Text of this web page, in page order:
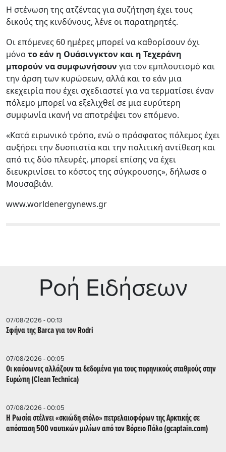
Η στένωση της ατζέντας για συζήτηση έχει τους
δικούς της κινδύνους, λένε οι παρατηρητές.
Οι επόμενες 60 ημέρες μπορεί να καθορίσουν όχι
μόνο το εάν η Ουάσινγκτον και η Τεχεράνη
μπορούν να συμφωνήσουν για τον εμπλουτισμό και
την άρση των κυρώσεων, αλλά και το εάν μια
εκεχειρία που έχει σχεδιαστεί για να τερματίσει έναν
πόλεμο μπορεί να εξελιχθεί σε μια ευρύτερη
συμφωνία ικανή να αποτρέψει τον επόμενο.
«Κατά ειρωνικό τρόπο, ενώ ο πρόσφατος πόλεμος έχει
αυξήσει την δυσπιστία και την πολιτική αντίθεση και
από τις δύο πλευρές, μπορεί επίσης να έχει
διευκρινίσει το κόστος της σύγκρουσης», δήλωσε ο
Μουσαβιάν.
www.worldenergynews.gr
Ρoή Ειδήσεων
07/08/2026 - 00:13
Σφήνα της Barca για τον Rodri
07/08/2026 - 00:05
Οι καύσωνες αλλάζουν τα δεδομένα για τους πυρηνικούς σταθμούς στην
Ευρώπη (Clean Technica)
07/08/2026 - 00:05
Η Ρωσία στέλνει «σκιώδη στόλο» πετρελαιοφόρων της Αρκτικής σε
απόσταση 500 ναυτικών μιλίων από τον Βόρειο Πόλο (gcaptain.com)